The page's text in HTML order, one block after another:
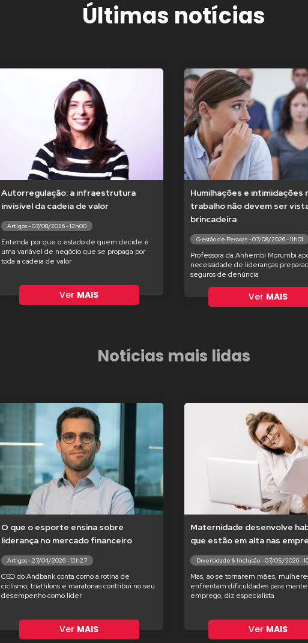
Últimas notícias
Autorregulação: a infraestrutura
invisível da cadeia de valor
Artigos - 07/08/2026 - 12h00
Entenda por que o estado de quem decide é
uma variável de negócio que se propaga por
toda a cadeia de valor
Ver MAIS
Humilhações e intimidações
trabalho não devem ser
brincadeira
Gestão de Pessoas - 07/08/2026 - 11h01
Professora da Anhembi Morumbi
necessidade de lideranças
seguros de denúncia
Ver MAIS
Notícias mais lidas
O que o esporte ensina sobre
liderança no mercado financeiro
Artigos - 27/04/2026 - 12h27
CEO do Andbank conta como a rotina de
ciclismo, triathlons e maratonas contribui no seu
desempenho como líder
Ver MAIS
Maternidade desenvolve
que estão em alta nas
Diversidade & Inclusão - 07/05/2026 -
Mas, ao se tornarem mães,
enfrentam dificuldades para
emprego, diz especialista
Ver MAIS